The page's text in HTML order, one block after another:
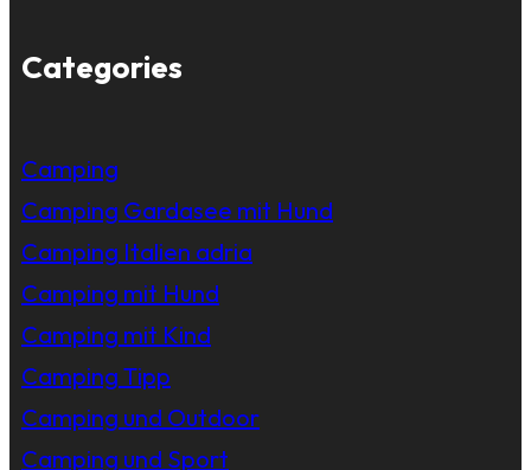
Categories
Camping
Camping Gardasee mit Hund
Camping Italien adria
Camping mit Hund
Camping mit Kind
Camping Tipp
Camping und Outdoor
Camping und Sport